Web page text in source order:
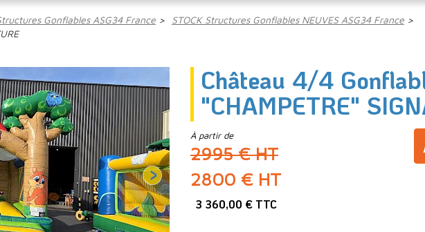
Gonflables ASG34 France
STOCK Structures Gonflables NEUVES ASG34 France
Château 4/4
"CHAMPETRE"
À partir de
2995 € HT
2800 € HT
3 360,00 € TTC